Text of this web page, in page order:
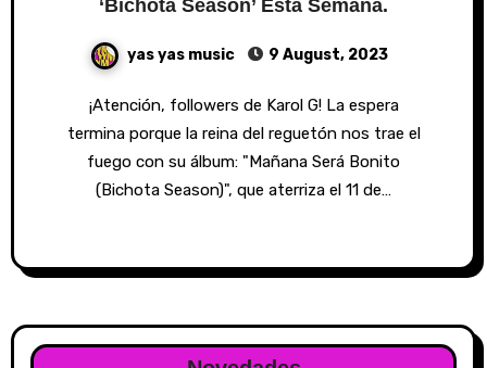
‘Bichota Season’ Esta Semana.
yas yas music 9 August, 2023
¡Atención, followers de Karol G! La espera
termina porque la reina del reguetón nos trae el
fuego con su álbum: "Mañana Será Bonito
(Bichota Season)", que aterriza el 11 de…